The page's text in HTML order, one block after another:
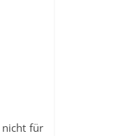
nicht für